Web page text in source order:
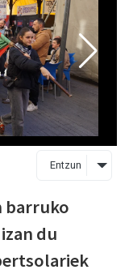
Entzun
barruko
du